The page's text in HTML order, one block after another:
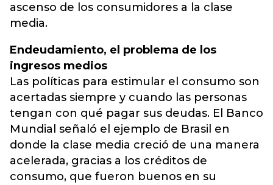
ascenso de los consumidores a la clase
media.
Endeudamiento, el problema de los
ingresos medios
Las políticas para estimular el consumo son
acertadas siempre y cuando las personas
tengan con qué pagar sus deudas. El Banco
Mundial señaló el ejemplo de Brasil en
donde la clase media creció de una manera
acelerada, gracias a los créditos de
consumo, que fueron buenos en su